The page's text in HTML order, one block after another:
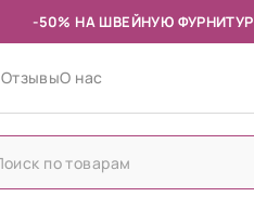
-50% НА ШВЕЙНУЮ
ОтзывыО нас